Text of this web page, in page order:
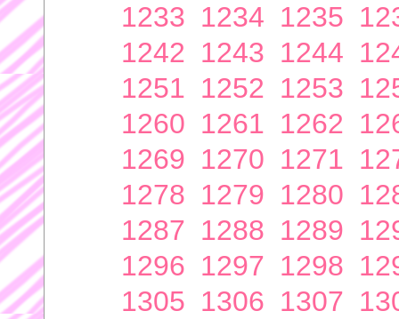
1233 1234 1235
1242 1243 1244
1251 1252 1253
1260 1261 1262
1269 1270 1271
1278 1279 1280
1287 1288 1289
1296 1297 1298
1305 1306 1307